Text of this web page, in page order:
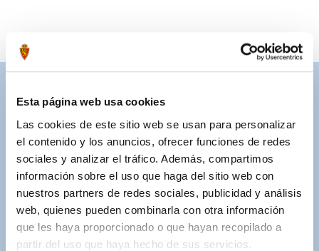
Esta página web usa cookies
Las cookies de este sitio web se usan para personalizar
el contenido y los anuncios, ofrecer funciones de redes
sociales y analizar el tráfico. Además, compartimos
información sobre el uso que haga del sitio web con
nuestros partners de redes sociales, publicidad y análisis
web, quienes pueden combinarla con otra información
que les haya proporcionado o que hayan recopilado a
partir del uso que haya hecho de sus servicios.
ASISTENCIA PERSONALIZADA
ENVÍOS GRATUITOS
Por compras superiores a 100€ (España peninsular)
COMPRAS SEGURAS
Plataforma de pago segura a través de tarjeta o
PayPal.